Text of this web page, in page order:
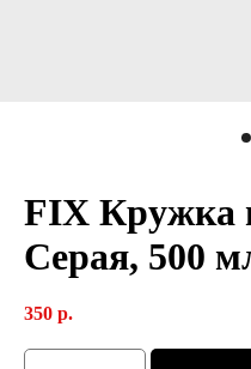
FIX Кружка
Серая, 500
350 р.